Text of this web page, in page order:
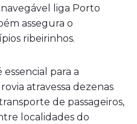
liga Porto
assegura o
ribeirinhos.
para a
atravessa dezenas
de passageiros,
localidades do